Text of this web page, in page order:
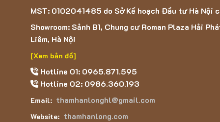
MST: 0102041485 do Sở Kế hoạch Đầu tư Hà
Showroom: Sảnh B1, Chung cư Roman Plaza Hải
Liêm, Hà Nội
[Xem bản đồ]
Hotline 01: 0965.871.595
Hotline 02: 0986.360.193
Email: thamhanlonghl@gmail.com
Website: thamhanlong.com